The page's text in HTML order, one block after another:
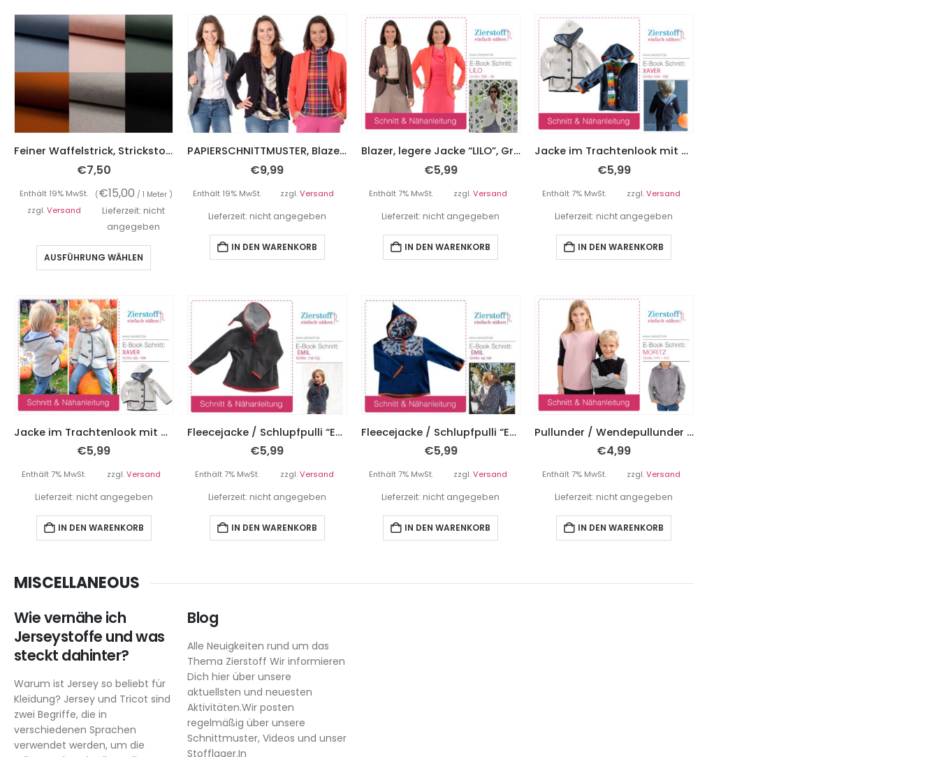
Feiner Waffelstrick, Strickstoff, verschiedene Farben
€7,50
Enthält 19% MwSt. (€15,00 / 1 Meter )
zzgl.Versand
Lieferzeit: nicht
angegeben
AUSFÜHRUNG WÄHLEN
PAPIERSCHNITTMUSTER, Blazer, legere Jacke “LILO” – Gr. 158 – Damengr. 46
€9,99
Enthält 19% MwSt. zzgl.Versand
Lieferzeit: nicht angegeben
IN DEN WARENKORB
Blazer, legere Jacke “LILO”, Gr. 158 – Damengr. 46
€5,99
Enthält 7% MwSt. zzgl.Versand
Lieferzeit: nicht angegeben
IN DEN WARENKORB
Jacke im Trachtenlook mit Knöpfen “Xaver”, Gr. 110 – 152
€5,99
Enthält 7% MwSt. zzgl.Versand
Lieferzeit: nicht angegeben
IN DEN WARENKORB
Jacke im Trachtenlook mit Knöpfen “Xaver”, Gr. 62 – 104
€5,99
Enthält 7% MwSt. zzgl.Versand
Lieferzeit: nicht angegeben
IN DEN WARENKORB
Fleecejacke / Schlupfpulli “EMIL”, Gr. 110 – 152
€5,99
Enthält 7% MwSt. zzgl.Versand
Lieferzeit: nicht angegeben
IN DEN WARENKORB
Fleecejacke / Schlupfpulli “EMIL”, Gr. 62 – 104
€5,99
Enthält 7% MwSt. zzgl.Versand
Lieferzeit: nicht angegeben
IN DEN WARENKORB
Pullunder / Wendepullunder “MORITZ”, Gr. 110 – 152
€4,99
Enthält 7% MwSt. zzgl.Versand
Lieferzeit: nicht angegeben
IN DEN WARENKORB
MISCELLANEOUS
Wie vernähe ich
Jerseystoffe und was
steckt dahinter?
Warum ist Jersey so beliebt für
Kleidung? Jersey und Tricot sind
zwei Begriffe, die in
verschiedenen Sprachen
verwendet werden, um die
Blog
Alle Neuigkeiten rund um das
Thema Zierstoff Wir informieren
Dich hier über unsere
aktuellsten und neuesten
Aktivitäten.Wir posten
regelmäßig über unsere
Schnittmuster, Videos und unser
Stofflager.In